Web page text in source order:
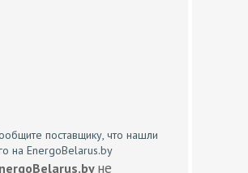
поставщику, что нашли
на EnergoBelarus.by
не